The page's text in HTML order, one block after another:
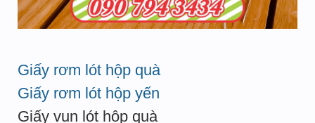
Giấy rơm lót hộp quà
Giấy rơm lót hộp yến
Giấy vụn lót hộp quà